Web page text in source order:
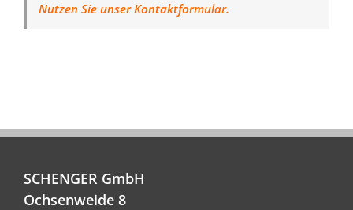
Nutzen Sie unser Kontaktformular.
SCHENGER GmbH
Ochsenweide 8